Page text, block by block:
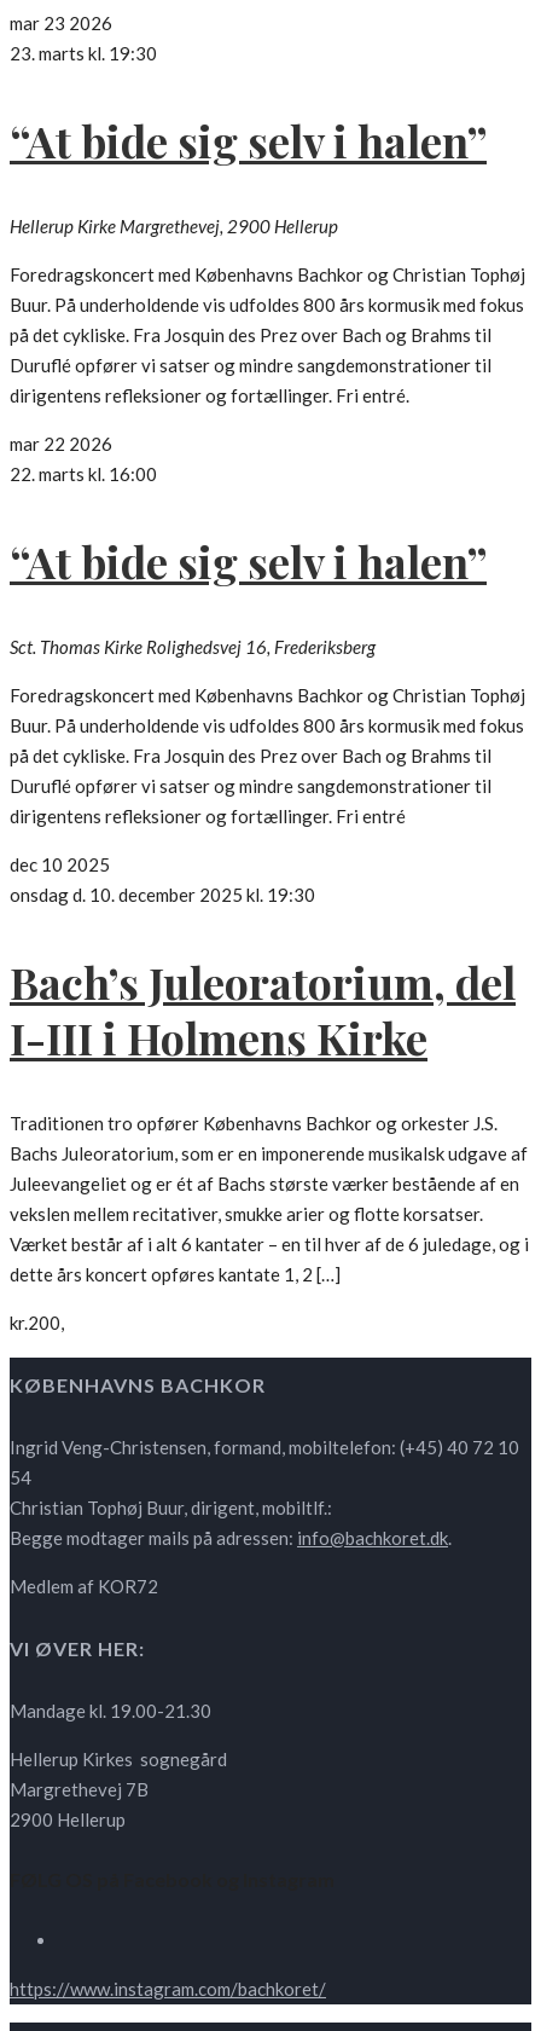
mar 23 2026
23. marts kl. 19:30
“At bide sig selv i halen”
Hellerup Kirke Margrethevej, 2900 Hellerup
Foredragskoncert med Københavns Bachkor og Christian Tophøj
Buur. På underholdende vis udfoldes 800 års kormusik med fokus
på det cykliske. Fra Josquin des Prez over Bach og Brahms til
Duruflé opfører vi satser og mindre sangdemonstrationer til
dirigentens refleksioner og fortællinger. Fri entré.
mar 22 2026
22. marts kl. 16:00
“At bide sig selv i halen”
Sct. Thomas Kirke Rolighedsvej 16, Frederiksberg
Foredragskoncert med Københavns Bachkor og Christian Tophøj
Buur. På underholdende vis udfoldes 800 års kormusik med fokus
på det cykliske. Fra Josquin des Prez over Bach og Brahms til
Duruflé opfører vi satser og mindre sangdemonstrationer til
dirigentens refleksioner og fortællinger. Fri entré
dec 10 2025
onsdag d. 10. december 2025 kl. 19:30
Bach’s Juleoratorium, del
I-III i Holmens Kirke
Traditionen tro opfører Københavns Bachkor og orkester J.S.
Bachs Juleoratorium, som er en imponerende musikalsk udgave af
Juleevangeliet og er ét af Bachs største værker bestående af en
vekslen mellem recitativer, smukke arier og flotte korsatser.
Værket består af i alt 6 kantater – en til hver af de 6 juledage, og i
dette års koncert opføres kantate 1, 2 […]
kr.200,
KØBENHAVNS BACHKOR
Ingrid Veng-Christensen, formand, mobiltelefon: (+45) 40 72 10
54
Christian Tophøj Buur, dirigent, mobiltlf.:
Begge modtager mails på adressen: info@bachkoret.dk.
Medlem af KOR72
VI ØVER HER:
Mandage kl. 19.00-21.30
Hellerup Kirkes sognegård
Margrethevej 7B
2900 Hellerup
https://www.instagram.com/bachkoret/